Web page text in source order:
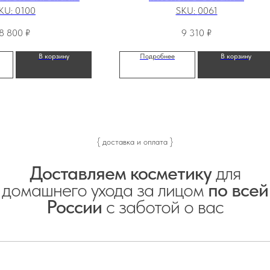
10% AHA -
сыворотка,
мл
0100
8 800 ₽
В корзину
cыворотка для лица
осветление», 30 мл
SKU: 0061
9 310 ₽
Подробнее В корзину
{ доставка и оплата }
Доставляем косметикудля
домашнего ухода за лицомпо всей
России с заботой о вас